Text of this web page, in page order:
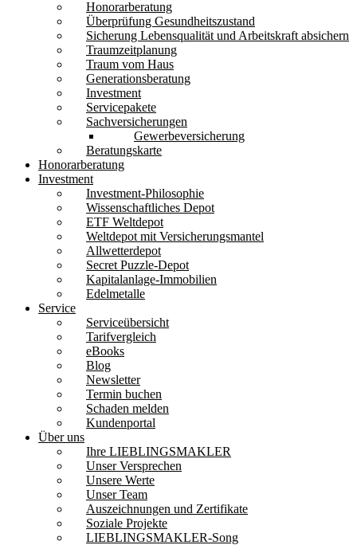
Honorarberatung
Überprüfung Gesundheitszustand
Sicherung Lebensqualität und Arbeitskraft absichern
Traumzeitplanung
Traum vom Haus
Generationsberatung
Investment
Servicepakete
Sachversicherungen
Gewerbeversicherung
Beratungskarte
Honorarberatung
Investment
Investment-Philosophie
Wissenschaftliches Depot
ETF Weltdepot
Weltdepot mit Versicherungsmantel
Allwetterdepot
Secret Puzzle-Depot
Kapitalanlage-Immobilien
Edelmetalle
Service
Serviceübersicht
Tarifvergleich
eBooks
Blog
Newsletter
Termin buchen
Schaden melden
Kundenportal
Über uns
Ihre LIEBLINGSMAKLER
Unser Versprechen
Unsere Werte
Unser Team
Auszeichnungen und Zertifikate
Soziale Projekte
LIEBLINGSMAKLER-Song